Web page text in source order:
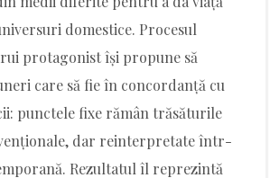
domestice. Procesul
protagonist își propune să
care să fie în concordanță cu
punctele fixe rămân trăsăturile
dar reinterpretate într-
Rezultatul îl reprezintă